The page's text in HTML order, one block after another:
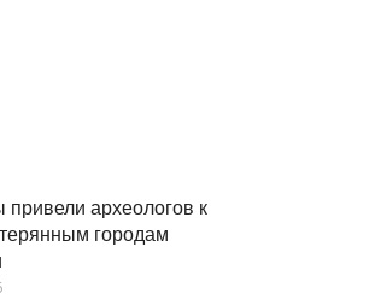
привели археологов к
городам